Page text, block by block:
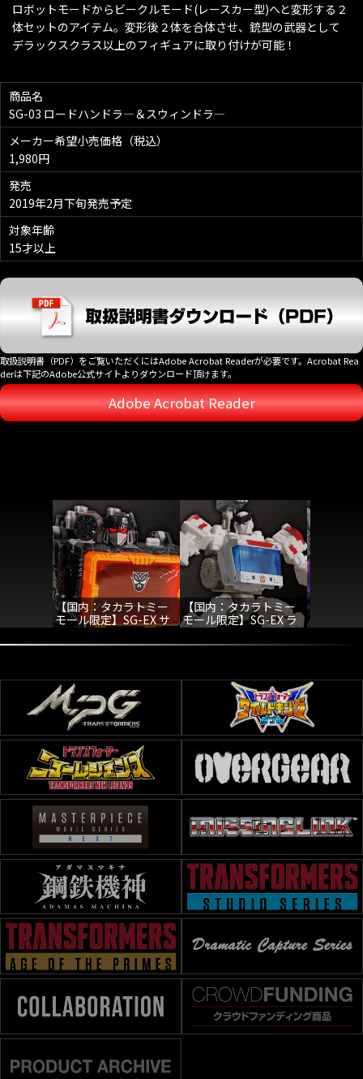
ロボットモードからビークルモード(レースカー型)へと変形する２
体セットのアイテム。変形後２体を合体させ、銃型の武器として
デラックスクラス以上のフィギュアに取り付けが可能！
商品名
SG-03 ロードハンドラ―＆スウィンドラ―
メーカー希望小売価格（税込）
1,980円
発売
2019年2月下旬発売予定
対象年齢
15才以上
取扱説明書（PDF）をご覧いただくにはAdobe Acrobat Readerが必要です。Acrobat Rea
derは下記のAdobe公式サイトよりダウンロード頂けます。
Adobe Acrobat Reader
【国内：タカラトミー
モール限定】SG-EX サ
ウンドブラスター
【国内：タカラトミー
モール限定】SG-EX ラ
チェット
【国内：
モール限
ァントム
コードロ